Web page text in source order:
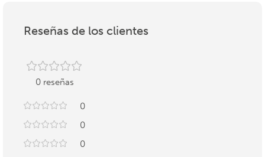
Reseñas de los clientes
0 reseñas
0
0
0